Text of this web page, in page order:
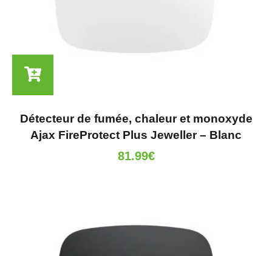
Détecteur de fumée, chaleur et monoxyde
Ajax FireProtect Plus Jeweller – Blanc
81.99€